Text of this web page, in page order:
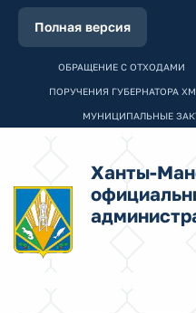
Полная версия
ОБРАЩЕНИЕ С ОТХОДАМИ
ПОРУЧЕНИЯ ГУБЕРНАТОРА
МУНИЦИПАЛЬНЫЕ
Ханты-